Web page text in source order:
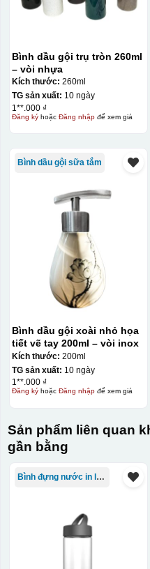
Bình dầu gội trụ tròn 260ml
– vòi nhựa
Kích thước: 260ml
TG sản xuất: 10 ngày
1**.000 ₫
Đăng kýhoặc Đăng nhậpđể xem giá
Bình dầu gội sữa tắm
Bình dầu gội xoài nhỏ họa
tiết vẽ tay 200ml – vòi inox
Kích thước: 200ml
TG sản xuất: 10 ngày
1**.000 ₫
Đăng kýhoặc Đăng nhậpđể xem giá
Sản phẩm liên quan
gần bằng
Bình đựng nước in logo